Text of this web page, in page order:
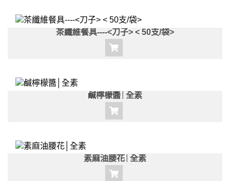
茶纖維餐具----<刀子> < 50支/袋>
鹹檸檬醬│全素
素麻油腰花│全素